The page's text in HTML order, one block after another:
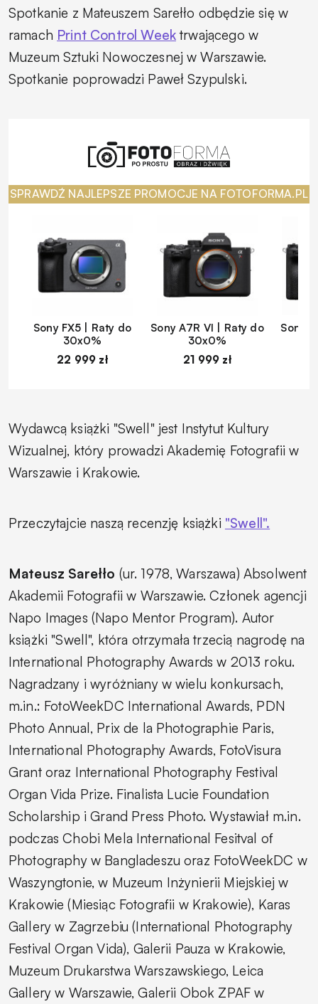
Spotkanie z Mateuszem Sarełło odbędzie się w
ramach Print Control Week trwającego w
Muzeum Sztuki Nowoczesnej w Warszawie.
Spotkanie poprowadzi Paweł Szypulski.
SPRAWDŹ NAJLEPSZE PROMOCJE NA FOTOFORMA.PL
Sony FX5 | Raty do
30x0%
22 999 zł
Sony A7R VI | Raty do
30x0%
21 999 zł
Sony
Wydawcą książki "Swell" jest Instytut Kultury
Wizualnej, który prowadzi Akademię Fotografii w
Warszawie i Krakowie.
Przeczytajcie naszą recenzję książki "Swell".
Mateusz Sarełło (ur. 1978, Warszawa) Absolwent
Akademii Fotografii w Warszawie. Członek agencji
Napo Images (Napo Mentor Program). Autor
książki "Swell", która otrzymała trzecią nagrodę na
International Photography Awards w 2013 roku.
Nagradzany i wyróżniany w wielu konkursach,
m.in.: FotoWeekDC International Awards, PDN
Photo Annual, Prix de la Photographie Paris,
International Photography Awards, FotoVisura
Grant oraz International Photography Festival
Organ Vida Prize. Finalista Lucie Foundation
Scholarship i Grand Press Photo. Wystawiał m.in.
podczas Chobi Mela International Fesitval of
Photography w Bangladeszu oraz FotoWeekDC w
Waszyngtonie, w Muzeum Inżynierii Miejskiej w
Krakowie (Miesiąc Fotografii w Krakowie), Karas
Gallery w Zagrzebiu (International Photography
Festival Organ Vida), Galerii Pauza w Krakowie,
Muzeum Drukarstwa Warszawskiego, Leica
Gallery w Warszawie, Galerii Obok ZPAF w